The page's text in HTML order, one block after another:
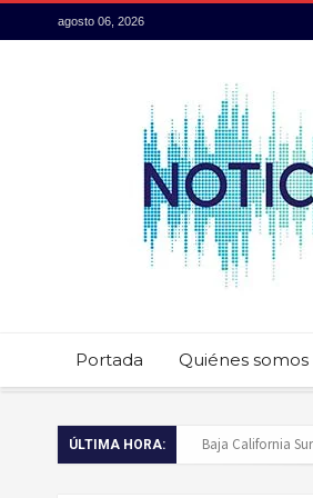
agosto 06, 2026
Portada Quiénes somos
ÚLTIMA HORA:
Servidores